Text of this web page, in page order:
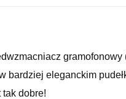
bardziej eleganckim
dobre!